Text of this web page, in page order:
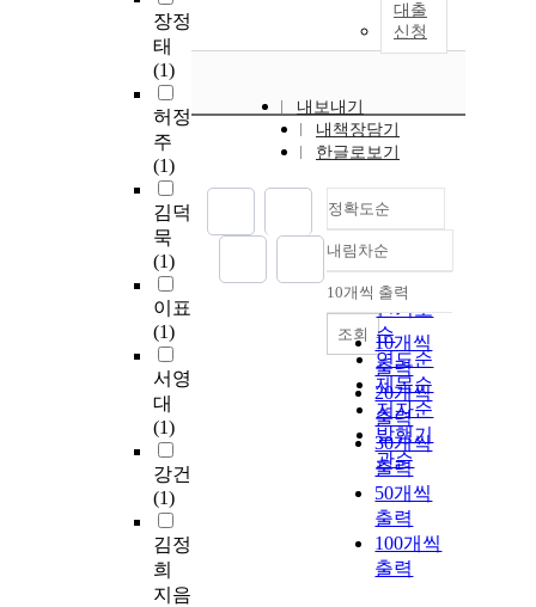
장정
태
(1)
허정
주
(1)
김덕
묵
(1)
이표
(1)
서영
대
(1)
강건
(1)
김정
희
지음
대출
신청
내보내기
내책장담기
한글로보기
정확도순
정확도
순
인기도
순
연도순
제목순
저자순
발행기
관순
내림차순
내림차순
10개씩 출력
10개씩
출력
20개씩
출력
30개씩
출력
50개씩
출력
100개씩
출력
조회